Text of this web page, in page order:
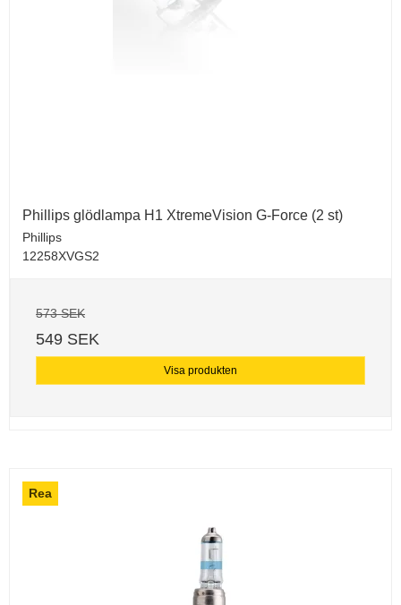
Phillips glödlampa H1 XtremeVision G-Force (2 st)
Phillips
12258XVGS2
573 SEK
549 SEK
Visa produkten
Rea